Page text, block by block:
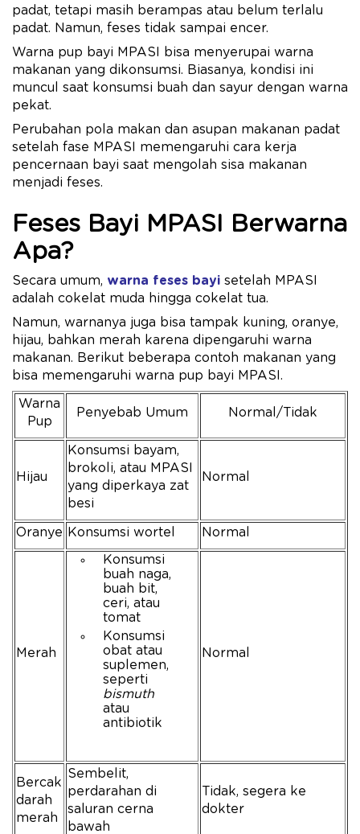
padat, tetapi masih berampas atau belum terlalu
padat. Namun, feses tidak sampai encer.
Warna pup bayi MPASI bisa menyerupai warna
makanan yang dikonsumsi. Biasanya, kondisi ini
muncul saat konsumsi buah dan sayur dengan warna
pekat.
Perubahan pola makan dan asupan makanan padat
setelah fase MPASI memengaruhi cara kerja
pencernaan bayi saat mengolah sisa makanan
menjadi feses.
Feses Bayi MPASI Berwarna
Apa?
Secara umum, warna feses bayi setelah MPASI
adalah cokelat muda hingga cokelat tua.
Namun, warnanya juga bisa tampak kuning, oranye,
hijau, bahkan merah karena dipengaruhi warna
makanan. Berikut beberapa contoh makanan yang
bisa memengaruhi warna pup bayi MPASI.
Warna
Pup
Penyebab Umum Normal/Tidak
Hijau
Konsumsi bayam,
brokoli, atau MPASI
yang diperkaya zat
besi
Normal
Oranye Konsumsi wortel Normal
Merah
Konsumsi
buah naga,
buah bit,
ceri, atau
tomat
Konsumsi
obat atau
suplemen,
seperti
bismuth
atau
antibiotik
Normal
Bercak
darah
merah
Sembelit,
perdarahan di
saluran cerna
bawah
Tidak, segera ke
dokter